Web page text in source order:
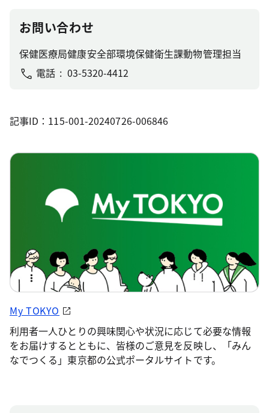
お問い合わせ
保健医療局健康安全部環境保健衛生課動物管理担当
電話
03-5320-4412
記事ID：115-001-20240726-006846
My TOKYO
利用者一人ひとりの興味関心や状況に応じて必要な情報
をお届けするとともに、皆様のご意見を反映し、「みん
なでつくる」東京都の公式ポータルサイトです。